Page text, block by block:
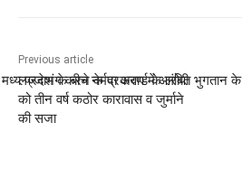
Previous article
लज्जाभंग करने के प्रकरण में आरोपी
को तीन वर्ष कठोर कारावास व जुर्माने
की सजा
प्रदेश के बीच नर्मदा अवार्ड के लंबित भुगतान के